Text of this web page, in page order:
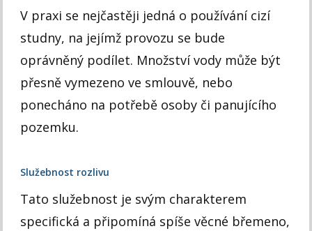
V praxi se nejčastěji jedná o používání cizí
studny, na jejímž provozu se bude
oprávněný podílet. Množství vody může být
přesně vymezeno ve smlouvě, nebo
ponecháno na potřebě osoby či panujícího
pozemku.
Služebnost rozlivu
Tato služebnost je svým charakterem
specifická a připomíná spíše věcné břemeno,